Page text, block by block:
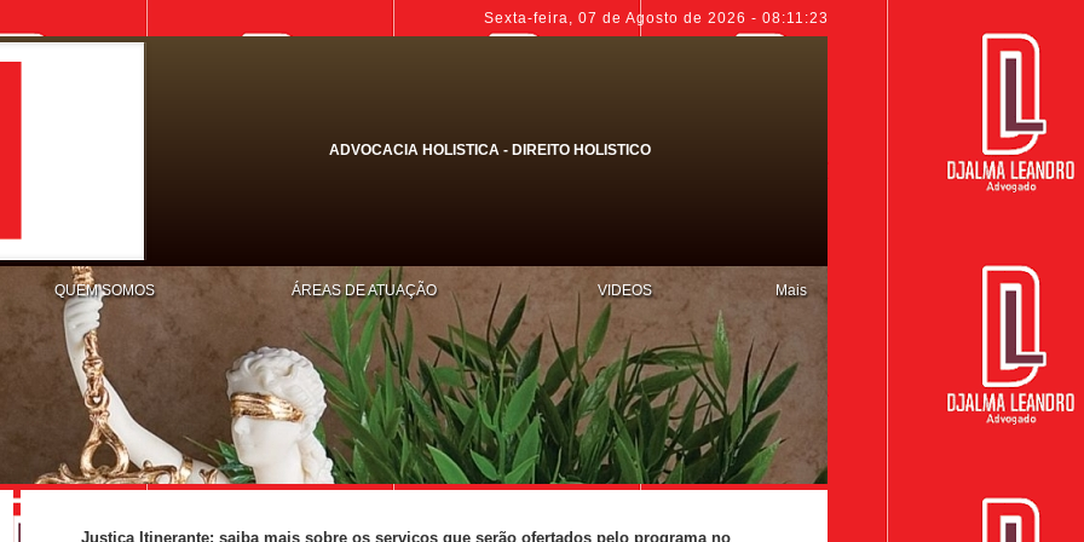
Sexta-feira, 07 de Agosto de 2026 - 08:11:24
ADVOCACIA HOLISTICA - DIREITO HOLISTICO
QUEM SOMOS ÁREAS DE ATUAÇÃO VIDEOS Mais
Justiça Itinerante: saiba mais sobre os serviços que serão ofertados pelo programa no